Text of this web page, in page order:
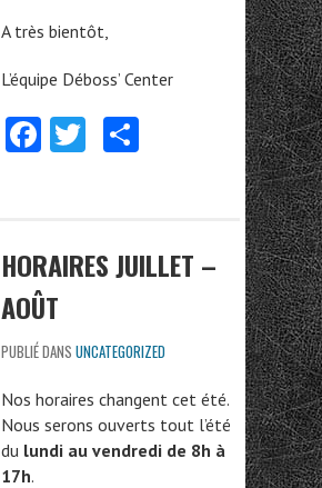
A très bientôt,
L’équipe Déboss’ Center
Fa
o
k
T
HORAIRES JUILLET –
AOÛT
PUBLIÉ DANS UNCATEGORIZED
Nos horaires changent cet été.
Nous serons ouverts tout l’été
du lundi au vendredi de 8h à
17h.